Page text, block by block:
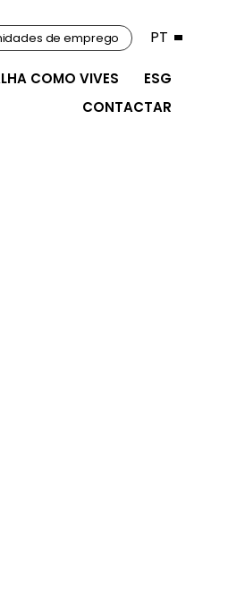
COMO VIVES
ESG
CONTACTAR
de emprego PT